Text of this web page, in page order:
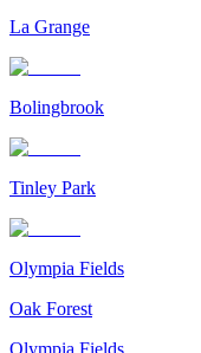
La Grange
Bolingbrook
Tinley Park
Olympia Fields
Oak Forest
Olympia Fields